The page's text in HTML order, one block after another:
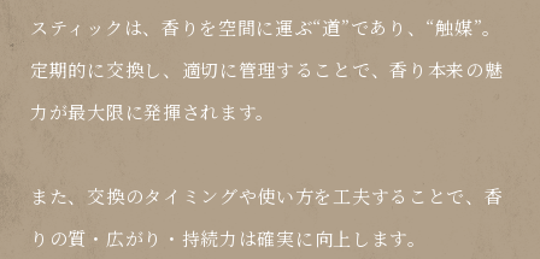
スティックは、香りを空間に運ぶ“道”であり、“触媒”。
定期的に交換し、適切に管理することで、香り本来の魅
力が最大限に発揮されます。
また、交換のタイミングや使い方を工夫することで、 香
りの質・広がり・持続力 は確実に向上します。